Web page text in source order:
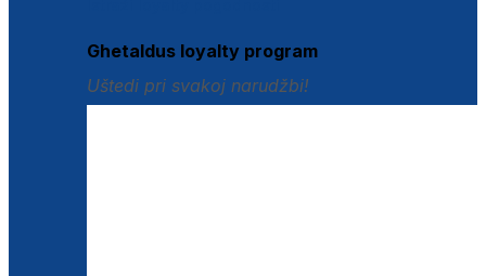
Ghetaldus loyalty program
Uštedi pri svakoj narudžbi!